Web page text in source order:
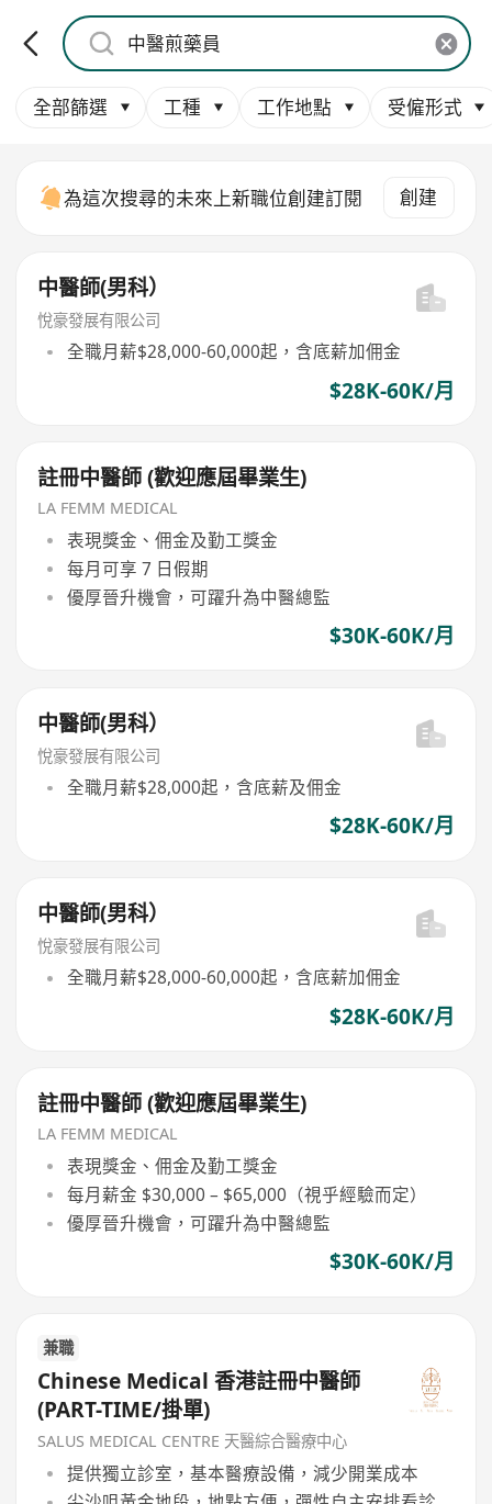
全部篩選 工種 工作地點 受僱形式
為這次搜尋的未來上新職位創建訂閱 創建
中醫師(男科）
悅豪發展有限公司
全職月薪$28,000-60,000起，含底薪加佣金
$28K-60K/月
註冊中醫師 (歡迎應屆畢業生)
LA FEMM MEDICAL
表現獎金、佣金及勤工獎金
每月可享 7 日假期
優厚晉升機會，可躍升為中醫總監
$30K-60K/月
中醫師(男科）
悅豪發展有限公司
全職月薪$28,000起，含底薪及佣金
$28K-60K/月
中醫師(男科）
悅豪發展有限公司
全職月薪$28,000-60,000起，含底薪加佣金
$28K-60K/月
註冊中醫師 (歡迎應屆畢業生)
LA FEMM MEDICAL
表現獎金、佣金及勤工獎金
每月薪金 $30,000 – $65,000（視乎經驗而定）
優厚晉升機會，可躍升為中醫總監
$30K-60K/月
兼職
Chinese Medical 香港註冊中醫師
(PART-TIME/掛單)
SALUS MEDICAL CENTRE 天醫綜合醫療中心
提供獨立診室，基本醫療設備，減少開業成本